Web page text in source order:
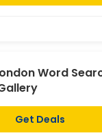
Word
Get Deals